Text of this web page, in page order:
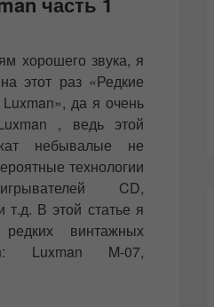
хорошего звука, я
этот раз «Редкие
да я очень
, ведь этой
небывалые не
технологии
CD,
т.д. В этой статье я
винтажных
Luxman M-07,